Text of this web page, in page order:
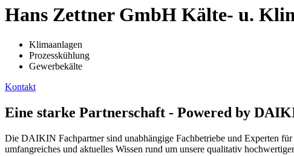
Hans Zettner GmbH Kälte- u.
Klimaanlagen
Prozesskühlung
Gewerbekälte
Kontakt
Eine starke Partnerschaft - Powered by
Die DAIKIN Fachpartner sind unabhängige Fachbetriebe und Experten
umfangreiches und aktuelles Wissen rund um unsere qualitativ